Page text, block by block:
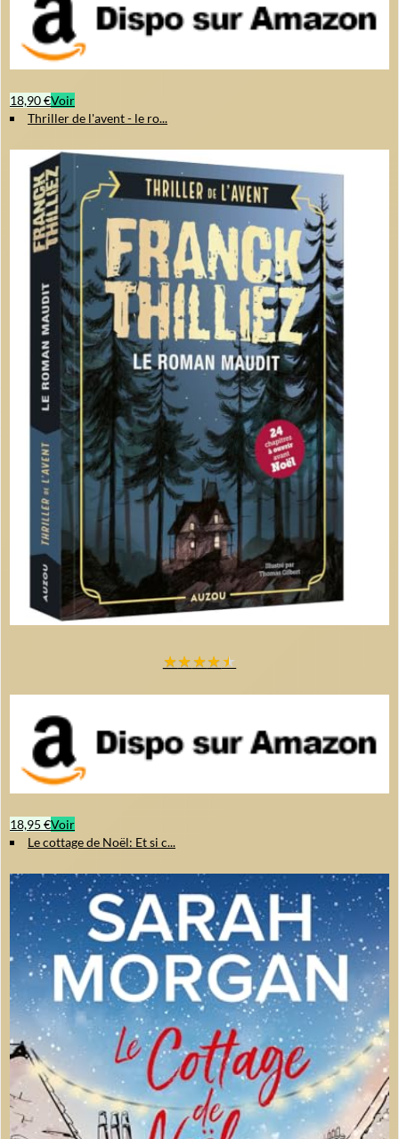
18,90 €Voir
Thriller de l'avent - le ro...
★★★★★
18,95 €Voir
Le cottage de Noël: Et si c...